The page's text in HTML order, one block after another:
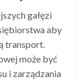
gałęzi
aby
transport.
może być
i zarządzania